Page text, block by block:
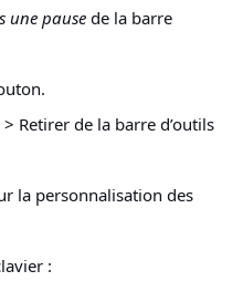
une pause de la barre
Retirer de la barre d’outils
la personnalisation des
: